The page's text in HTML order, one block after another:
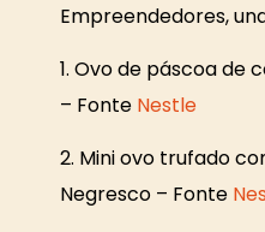
Empreendedores,
1. Ovo de páscoa de
– Fonte Nestle
2. Mini ovo trufado
Negresco – Fonte